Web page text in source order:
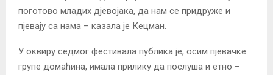
поготово младих дјевојака, да нам се придруже и
пјевају са нама – казала је Кецман.
У оквиру седмог фестивала публика је, осим пјевачке
групе домаћина, имала прилику да послуша и етно –